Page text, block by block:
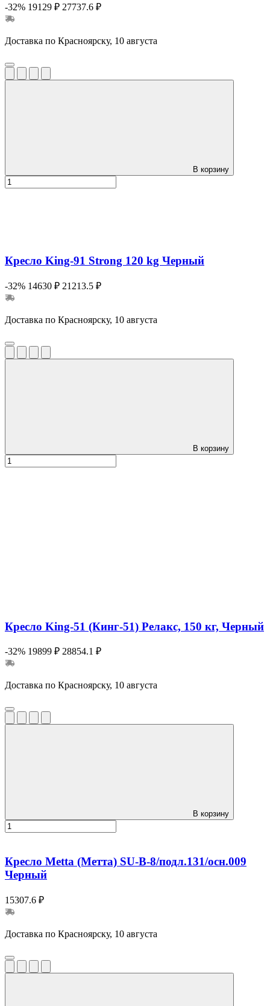
-32% 19129 ₽ 27737.6 ₽
Доставка по Красноярску, 10 августа
В корзину
Кресло King-91 Strong 120 kg Черный
-32% 14630 ₽ 21213.5 ₽
Доставка по Красноярску, 10 августа
В корзину
Кресло King-51 (Кинг-51) Релакс, 150 кг, Черный
-32% 19899 ₽ 28854.1 ₽
Доставка по Красноярску, 10 августа
В корзину
Кресло Metta (Метта) SU-B-8/подл.131/осн.009
Черный
15307.6 ₽
Доставка по Красноярску, 10 августа